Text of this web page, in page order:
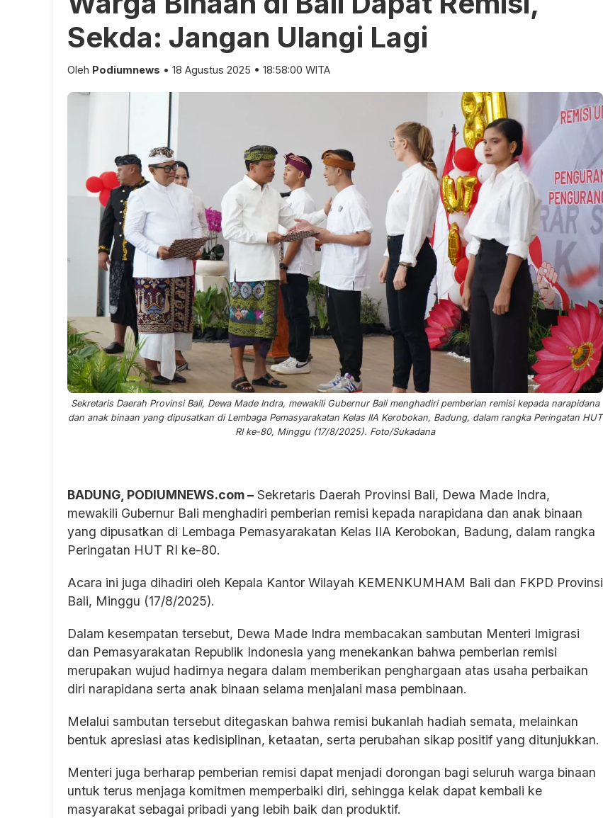
Sekda: Jangan Ulangi Lagi
Oleh Podiumnews • 18 Agustus 2025 • 18:58:00 WITA
Sekretaris Daerah Provinsi Bali, Dewa Made Indra, mewakili Gubernur Bali menghadiri pemberian remisi kepada narapidana
dan anak binaan yang dipusatkan di Lembaga Pemasyarakatan Kelas IIA Kerobokan, Badung, dalam rangka Peringatan HUT
RI ke-80, Minggu (17/8/2025). Foto/Sukadana
BADUNG, PODIUMNEWS.com – Sekretaris Daerah Provinsi Bali, Dewa Made Indra,
mewakili Gubernur Bali menghadiri pemberian remisi kepada narapidana dan anak binaan
yang dipusatkan di Lembaga Pemasyarakatan Kelas IIA Kerobokan, Badung, dalam rangka
Peringatan HUT RI ke-80.
Acara ini juga dihadiri oleh Kepala Kantor Wilayah KEMENKUMHAM Bali dan FKPD Provinsi
Bali, Minggu (17/8/2025).
Dalam kesempatan tersebut, Dewa Made Indra membacakan sambutan Menteri Imigrasi
dan Pemasyarakatan Republik Indonesia yang menekankan bahwa pemberian remisi
merupakan wujud hadirnya negara dalam memberikan penghargaan atas usaha perbaikan
diri narapidana serta anak binaan selama menjalani masa pembinaan.
Melalui sambutan tersebut ditegaskan bahwa remisi bukanlah hadiah semata, melainkan
bentuk apresiasi atas kedisiplinan, ketaatan, serta perubahan sikap positif yang ditunjukkan.
Menteri juga berharap pemberian remisi dapat menjadi dorongan bagi seluruh warga binaan
untuk terus menjaga komitmen memperbaiki diri, sehingga kelak dapat kembali ke
masyarakat sebagai pribadi yang lebih baik dan produktif.